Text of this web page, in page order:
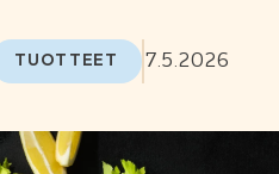
TUOTTEET 7.5.2026